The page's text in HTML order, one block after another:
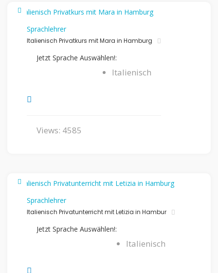
Sprachlehrer
Italienisch Privatkurs mit Mara in Hamburg
Jetzt Sprache Auswählen!:
Italienisch
Views: 4585
Sprachlehrer
Italienisch Privatunterricht mit Letizia in Hambur
Jetzt Sprache Auswählen!:
Italienisch